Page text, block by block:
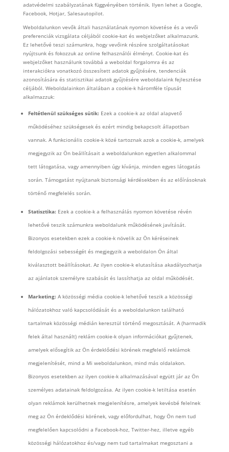
adatvédelmi szabályzatának függvényében történik. Ilyen lehet a Google,
Facebook, Hotjar, Salesautopilot.
Weboldalunkon vevők általi használatának nyomon követése és a vevői
preferenciák vizsgálata céljából cookie-kat és webjelzőket alkalmazunk.
Ez lehetővé teszi számunkra, hogy vevőink részére szolgáltatásokat
nyújtsunk és fokozzuk az online felhasználói élményt. Cookie-kat és
webjelzőket használunk továbbá a weboldal forgalomra és az
interakciókra vonatkozó összesített adatok gyűjtésére, tendenciák
azonosítására és statisztikai adatok gyűjtésére weboldalaink fejlesztése
céljából. Weboldalainkon általában a cookie-k háromféle típusát
alkalmazzuk:
Feltétlenül szükséges sütik:Ezek a cookie-k az oldal alapvető
működéséhez szükségesek és ezért mindig bekapcsolt állapotban
vannak. A funkcionális cookie-k közé tartoznak azok a cookie-k, amelyek
megjegyzik az Ön beállításait a weboldalunkon egyetlen alkalommal
tett látogatása, vagy amennyiben úgy kívánja, minden egyes látogatás
során. Támogatást nyújtanak biztonsági kérdésekben és az előírásoknak
történő megfelelés során.
Statisztika:Ezek a cookie-k a felhasználás nyomon követése révén
lehetővé teszik számunkra weboldalunk működésének javítását.
Bizonyos esetekben ezek a cookie-k növelik az Ön kéréseinek
feldolgozási sebességét és megjegyzik a weboldalon Ön által
kiválasztott beállításokat. Az ilyen cookie-k elutasítása akadályozhatja
az ajánlatok személyre szabását és lassíthatja az oldal működését.
Marketing:A közösségi média cookie-k lehetővé teszik a közösségi
hálózatokhoz való kapcsolódását és a weboldalunkon található
tartalmak közösségi médián keresztül történő megosztását. A (harmadik
felek által használt) reklám cookie-k olyan információkat gyűjtenek,
amelyek elősegítik az Ön érdeklődési körének megfelelő reklámok
megjelenítését, mind a Mi weboldalunkon, mind más oldalakon.
Bizonyos esetekben az ilyen cookie-k alkalmazásával együtt jár az Ön
személyes adatainak feldolgozása. Az ilyen cookie-k letiltása esetén
olyan reklámok kerülhetnek megjelenítésre, amelyek kevésbé felelnek
meg az Ön érdeklődési körének, vagy előfordulhat, hogy Ön nem tud
megfelelően kapcsolódni a Facebook-hoz, Twitter-hez, illetve egyéb
közösségi hálózatokhoz és/vagy nem tud tartalmakat megosztani a